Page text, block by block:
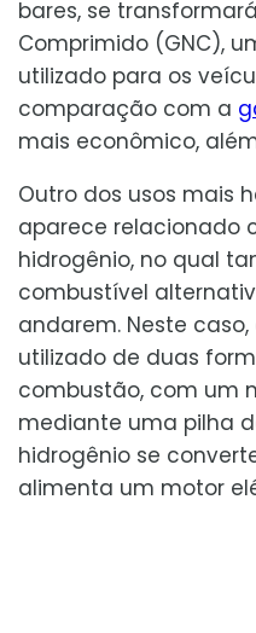
bares, se
Comprimido (GNC),
utilizado para os
comparação com a
mais econômico,
Outro dos usos mais
aparece relacionado
hidrogênio, no qual
combustível
andarem. Neste
utilizado de duas
combustão, com um
mediante uma pilha
hidrogênio se
alimenta um motor